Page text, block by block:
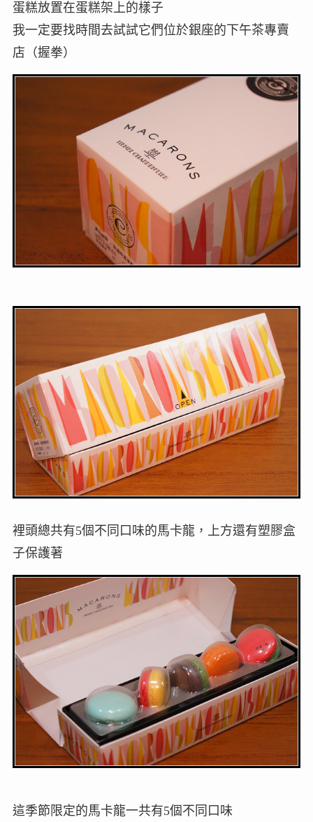
蛋糕放置在蛋糕架上的樣子
我一定要找時間去試試它們位於銀座的下午茶專賣
店（握拳）
裡頭總共有5個不同口味的馬卡龍，上方還有塑膠盒
子保護著
這季節限定的馬卡龍一共有5個不同口味